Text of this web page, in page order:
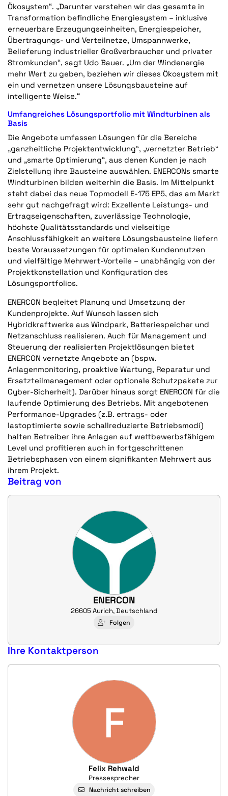
Ökosystem“. „Darunter verstehen wir das gesamte in
Transformation befindliche Energiesystem – inklusive
erneuerbare Erzeugungseinheiten, Energiespeicher,
Übertragungs- und Verteilnetze, Umspannwerke,
Belieferung industrieller Großverbraucher und privater
Stromkunden“, sagt Udo Bauer. „Um der Windenergie
mehr Wert zu geben, beziehen wir dieses Ökosystem mit
ein und vernetzen unsere Lösungsbausteine auf
intelligente Weise.“
Umfangreiches Lösungsportfolio mit Windturbinen als
Basis
Die Angebote umfassen Lösungen für die Bereiche
„ganzheitliche Projektentwicklung“, „vernetzter Betrieb“
und „smarte Optimierung“, aus denen Kunden je nach
Zielstellung ihre Bausteine auswählen. ENERCONs smarte
Windturbinen bilden weiterhin die Basis. Im Mittelpunkt
steht dabei das neue Topmodell E-175 EP5, das am Markt
sehr gut nachgefragt wird: Exzellente Leistungs- und
Ertragseigenschaften, zuverlässige Technologie,
höchste Qualitätsstandards und vielseitige
Anschlussfähigkeit an weitere Lösungsbausteine liefern
beste Voraussetzungen für optimalen Kundennutzen
und vielfältige Mehrwert-Vorteile – unabhängig von der
Projektkonstellation und Konfiguration des
Lösungsportfolios.
ENERCON begleitet Planung und Umsetzung der
Kundenprojekte. Auf Wunsch lassen sich
Hybridkraftwerke aus Windpark, Batteriespeicher und
Netzanschluss realisieren. Auch für Management und
Steuerung der realisierten Projektlösungen bietet
ENERCON vernetzte Angebote an (bspw.
Anlagenmonitoring, proaktive Wartung, Reparatur und
Ersatzteilmanagement oder optionale Schutzpakete zur
Cyber-Sicherheit). Darüber hinaus sorgt ENERCON für die
laufende Optimierung des Betriebs. Mit angebotenen
Performance-Upgrades (z.B. ertrags- oder
lastoptimierte sowie schallreduzierte Betriebsmodi)
halten Betreiber ihre Anlagen auf wettbewerbsfähigem
Level und profitieren auch in fortgeschrittenen
Betriebsphasen von einem signifikanten Mehrwert aus
ihrem Projekt.
Beitrag von
ENERCON
26605 Aurich, Deutschland
Folgen
Ihre Kontaktperson
F
Felix Rehwald
Pressesprecher
Nachricht schreiben